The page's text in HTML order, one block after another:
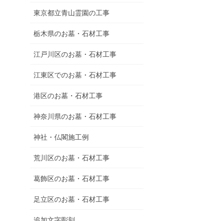
東京都立青山霊園の工事
栃木県のお墓・石材工事
江戸川区のお墓・石材工事
江東区でのお墓・石材工事
港区のお墓・石材工事
神奈川県のお墓・石材工事
神社・仏閣施工例
荒川区のお墓・石材工事
葛飾区のお墓・石材工事
足立区のお墓・石材工事